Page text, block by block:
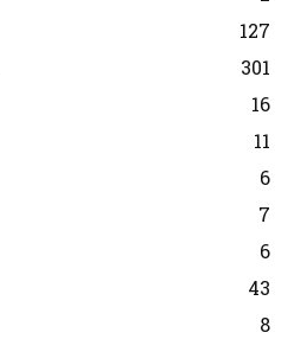
127
301
16
11
6
7
6
43
8